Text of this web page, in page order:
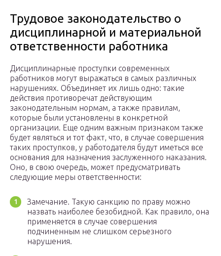
Трудовое законодательство о
дисциплинарной и материальной
ответственности работника
Дисциплинарные проступки современных
работников могут выражаться в самых различных
нарушениях. Объединяет их лишь одно: такие
действия противоречат действующим
законодательным нормам, а также правилам,
которые были установлены в конкретной
организации. Еще одним важным признаком также
будет являться и тот факт, что, в случае совершения
таких проступков, у работодателя будут иметься все
основания для назначения заслуженного наказания.
Оно, в свою очередь, может предусматривать
следующие меры ответственности:
Замечание. Такую санкцию по праву можно
назвать наиболее безобидной. Как правило, она
применяется в случае совершения
подчиненным не слишком серьезного
нарушения.